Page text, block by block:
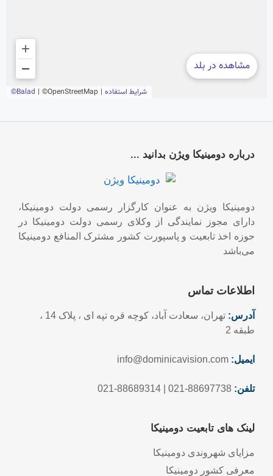
درباره دومینیکا ویژن بدانید ...
دومینیکا ویژن به عنوان کارگزار رسمی دولت دومینیکا،
دارای مجوز نمایندگی از وکلای رسمی دولت دومینیکا در
حوزه اخذ تابعیت و پاسپورت کشور مشترک المنافع دومینیکا
می‌باشد
اطلاعات تماس
آدرس:
تهران، سعادت آباد، کوچه قره تپه ای ، پلاک 14 ،
طبقه 2
ایمیل:
تلفن:
لینک های تابعیت دومینیکا
مزایای شهروندی دومینیکا
معرفی کشور دومینیکا